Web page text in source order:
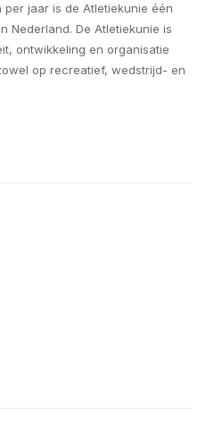
jaar is de Atletiekunie één
Nederland. De Atletiekunie is
ontwikkeling en organisatie
op recreatief, wedstrijd- en